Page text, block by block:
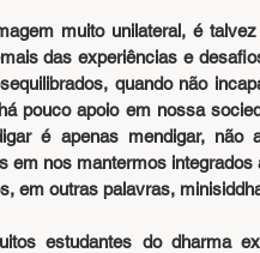
muito unilateral, é
das experiências e
quando não
pouco apoio em nossa
é apenas mendigar, não
em nos mantermos
em outras palavras,
estudantes do dharma